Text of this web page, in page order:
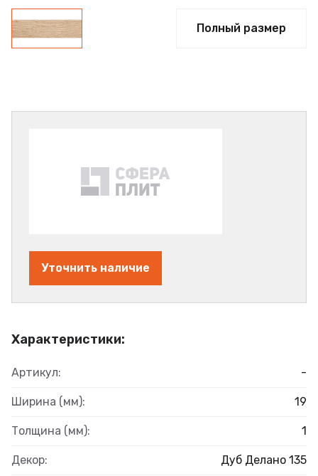
Полный размер
Характеристики:
Артикул: -
Ширина (мм): 19
Толщина (мм): 1
Декор: Дуб Делано 135
Уточнить наличие